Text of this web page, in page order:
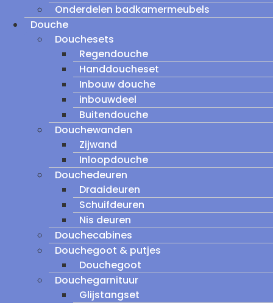
Onderdelen badkamermeubels
Douche
Douchesets
Regendouche
Handdoucheset
Inbouw douche
inbouwdeel
Buitendouche
Douchewanden
Zijwand
Inloopdouche
Douchedeuren
Draaideuren
Schuifdeuren
Nis deuren
Douchecabines
Douchegoot & putjes
Douchegoot
Douchegarnituur
Glijstangset